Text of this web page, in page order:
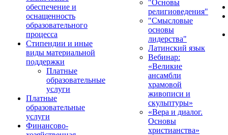
обеспечение и
оснащенность
образовательного
процесса
Стипендии и иные
виды материальной
поддержки
Платные
образовательные
услуги
Платные
образовательные
услуги
Финансово-
"Основы
религиоведения"
"Смысловые
основы
лидерства"
Латинский язык
Вебинар:
«Великие
ансамбли
храмовой
живописи и
скульптуры»
«Вера и диалог.
Основы
христианства»